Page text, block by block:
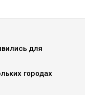
для
городах